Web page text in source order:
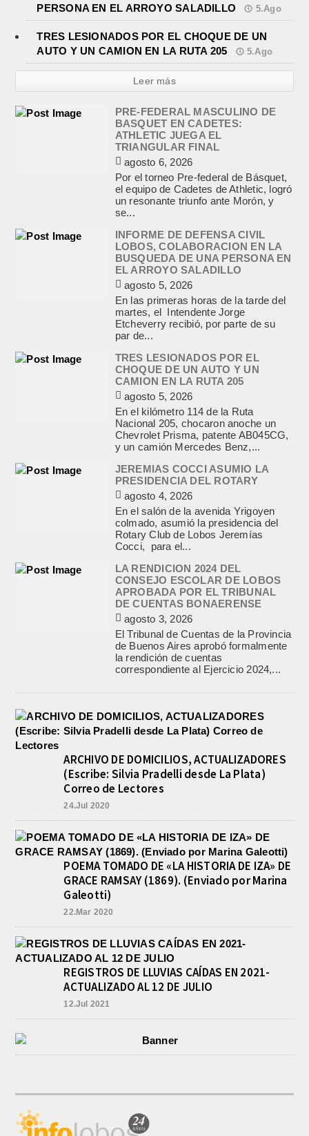
PERSONA EN EL ARROYO SALADILLO
5.Ago
TRES LESIONADOS POR EL CHOQUE DE UN
AUTO Y UN CAMION EN LA RUTA 205
5.Ago
Leer más
PRE-FEDERAL MASCULINO DE
BASQUET EN CADETES:
ATHLETIC JUEGA EL
TRIANGULAR FINAL
agosto 6, 2026
Por el torneo Pre-federal de Básquet,
el equipo de Cadetes de Athletic, logró
un resonante triunfo ante Morón, y
se...
INFORME DE DEFENSA CIVIL
LOBOS, COLABORACION EN LA
BUSQUEDA DE UNA PERSONA EN
EL ARROYO SALADILLO
agosto 5, 2026
En las primeras horas de la tarde del
martes, el Intendente Jorge
Etcheverry recibió, por parte de su
par de...
TRES LESIONADOS POR EL
CHOQUE DE UN AUTO Y UN
CAMION EN LA RUTA 205
agosto 5, 2026
En el kilómetro 114 de la Ruta
Nacional 205, chocaron anoche un
Chevrolet Prisma, patente AB045CG,
y un camión Mercedes Benz,...
JEREMIAS COCCI ASUMIO LA
PRESIDENCIA DEL ROTARY
agosto 4, 2026
En el salón de la avenida Yrigoyen
colmado, asumió la presidencia del
Rotary Club de Lobos Jeremías
Cocci, para el...
LA RENDICION 2024 DEL
CONSEJO ESCOLAR DE LOBOS
APROBADA POR EL TRIBUNAL
DE CUENTAS BONAERENSE
agosto 3, 2026
El Tribunal de Cuentas de la Provincia
de Buenos Aires aprobó formalmente
la rendición de cuentas
correspondiente al Ejercicio 2024,...
ARCHIVO DE DOMICILIOS, ACTUALIZADORES
(Escribe: Silvia Pradelli desde La Plata)
Correo de Lectores
24.Jul 2020
POEMA TOMADO DE «LA HISTORIA DE IZA» DE
GRACE RAMSAY (1869). (Enviado por Marina
Galeotti)
22.Mar 2020
REGISTROS DE LLUVIAS CAÍDAS EN 2021-
ACTUALIZADO AL 12 DE JULIO
12.Jul 2021